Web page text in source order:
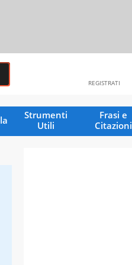
REGISTRATI
Strumenti
Utili
Frasi e
Citazioni